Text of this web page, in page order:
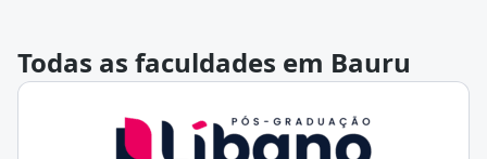
Todas as faculdades em Bauru